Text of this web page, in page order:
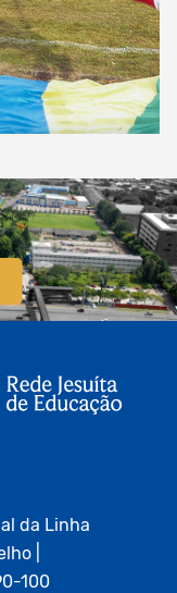
da Linha
|
100